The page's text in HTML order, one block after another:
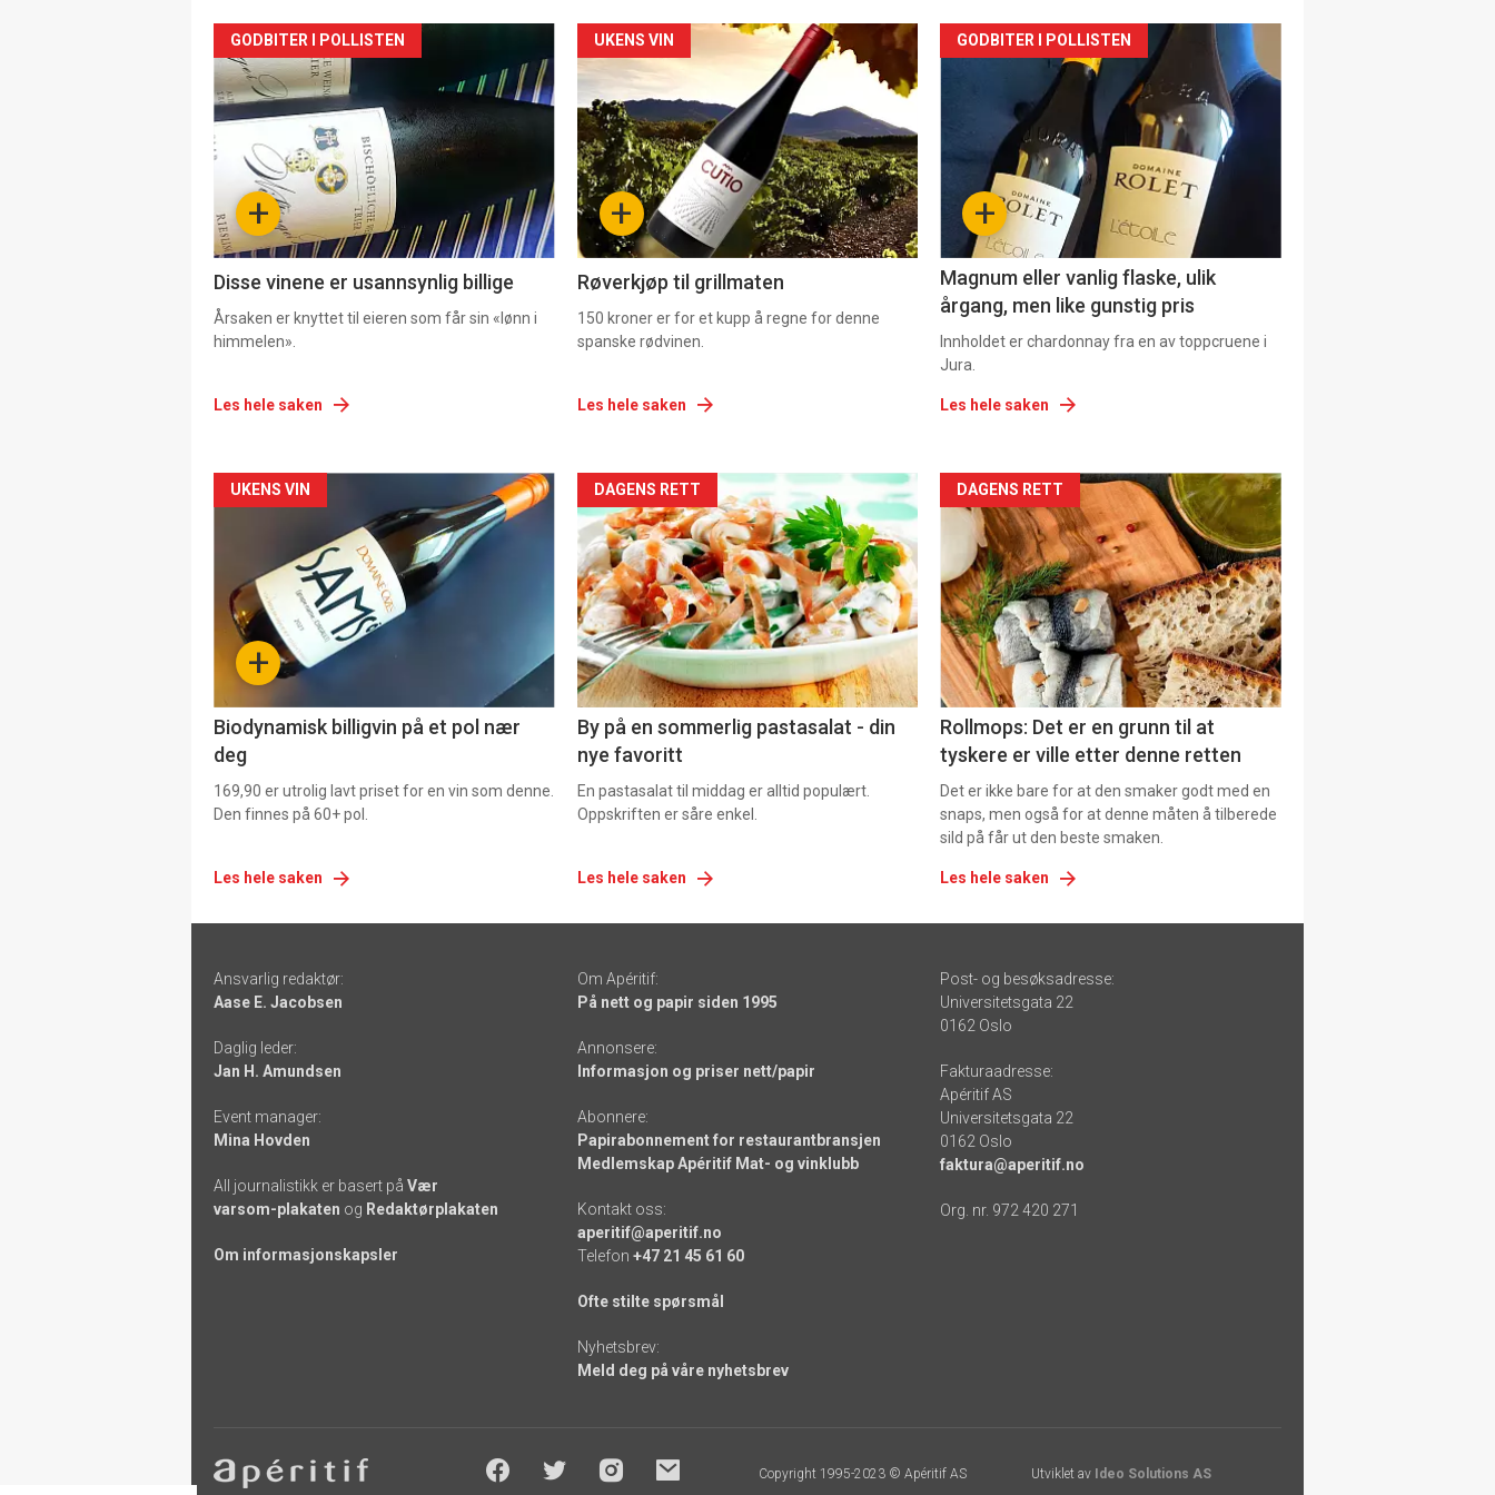
+
GODBITER I POLLISTEN
Disse vinene er usannsynlig billige
Årsaken er knyttet til eieren som får sin «lønn i
himmelen».
Les hele saken
Forsiden
akkurat
nå
-
2 +
UKENS VIN
Røverkjøp til grillmaten
150 kroner er for et kupp å regne for denne
spanske rødvinen.
Les hele saken
Forsiden
akkurat
nå
+
GODBITER I POLLISTEN
Magnum eller vanlig flaske, ulik
årgang, men like gunstig pris
Innholdet er chardonnay fra en av toppcruene i
Jura.
Les hele saken
Forsiden
akkurat
nå
-
+
UKENS VIN
Biodynamisk billigvin på et pol nær
deg
169,90 er utrolig lavt priset for en vin som denne.
Den finnes på 60+ pol.
Les hele saken
Forsiden
akkurat
nå
-
5
DAGENS RETT
By på en sommerlig pastasalat - din
nye favoritt
En pastasalat til middag er alltid populært.
Oppskriften er såre enkel.
Les hele saken
Forsiden
akkurat
nå
-
6
DAGENS RETT
Rollmops: Det er en grunn til at
tyskere er ville etter denne retten
Det er ikke bare for at den smaker godt med en
snaps, men også for at denne måten å tilberede
sild på får ut den beste smaken.
Les hele saken
-
links
Ansvarlig redaktør:
Aase E. Jacobsen
Daglig leder:
Jan H. Amundsen
Event manager:
Mina Hovden
All journalistikk er basert på Vær
varsom-plakaten og Redaktørplakaten
Om informasjonskapsler
Om Apéritif:
På nett og papir siden 1995
Annonsere:
Informasjon og priser nett/papir
Abonnere:
Papirabonnement for restaurantbransjen
Medlemskap Apéritif Mat- og vinklubb
Kontakt oss:
aperitif@aperitif.no
Telefon +47 21 45 61 60
Ofte stilte spørsmål
Nyhetsbrev:
Meld deg på våre nyhetsbrev
Post- og besøksadresse:
Universitetsgata 22
0162 Oslo
Fakturaadresse:
Apéritif AS
Universitetsgata 22
0162 Oslo
faktura@aperitif.no
Org. nr. 972 420 271
Footer
Copyright 1995-2023 © Apéritif AS Utviklet av Ideo Solutions AS